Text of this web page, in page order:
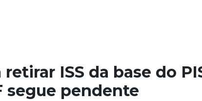
ISS da base do
segue pendente